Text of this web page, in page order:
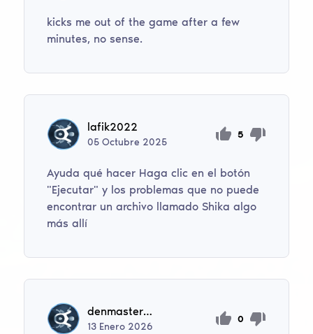
kicks me out of the game after a few
minutes, no sense.
lafik2022
05Octubre 2025
5
Ayuda qué hacer Haga clic en el botón
"Ejecutar" y los problemas que no puede
encontrar un archivo llamado Shika algo
más allí
denmaster477
13 Enero 2026
0